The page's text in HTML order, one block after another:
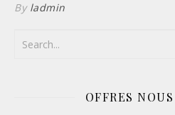
By ladmin
OFFRES